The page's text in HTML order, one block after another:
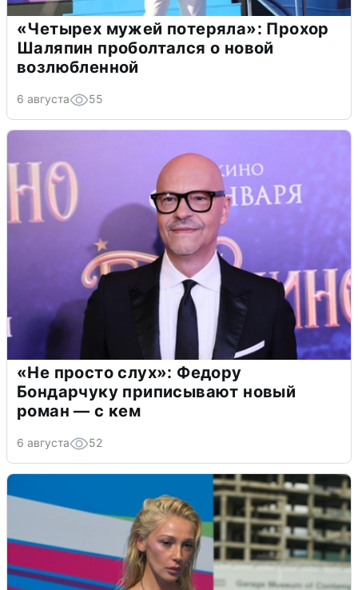
«Четырех мужей потеряла»: Прохор
Шаляпин проболтался о новой
возлюбленной
6 августа 55
«Не просто слух»: Федору
Бондарчуку приписывают новый
роман — с кем
6 августа 52